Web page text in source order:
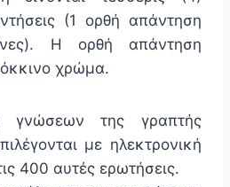
(1 ορθή απάντηση
Η ορθή απάντηση
χρώμα.
γνώσεων της γραπτής
με ηλεκτρονική
400 αυτές ερωτήσεις.